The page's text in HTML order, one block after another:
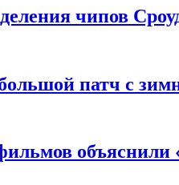
чипов
патч с
объяснили